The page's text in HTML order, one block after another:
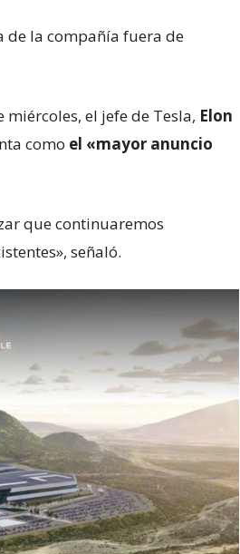
de la compañía fuera de
el jefe de Tesla, Elon
como el «mayor anuncio
que continuaremos
señaló.